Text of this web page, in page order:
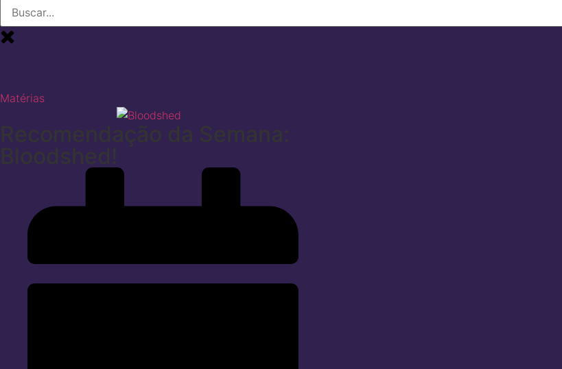
Matérias
Recomendação da Semana:
Bloodshed!